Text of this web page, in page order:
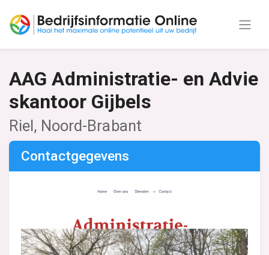
AAG Administratie- en Advie
skantoor Gijbels
Riel, Noord-Brabant
Contactgegevens